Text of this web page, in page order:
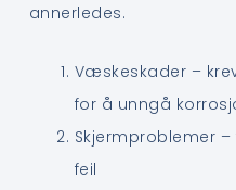
annerledes.
Væskeskader –
for å unngå
Skjermproblemer
feil